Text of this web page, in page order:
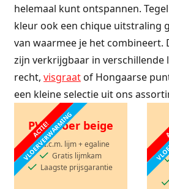
helemaal kunt ontspannen.
kleur ook een chique uitstraling
van waarmee je het combineert.
zijn verkrijgbaar in verschillende
recht, visgraatof Hongaarse
een kleine selectie uit ons
ACTIE!
VLOERVERWARMING
PVC-vloer beige
I.c.m. lijm + egaline
Gratis lijmkam
Laagste prijsgarantie